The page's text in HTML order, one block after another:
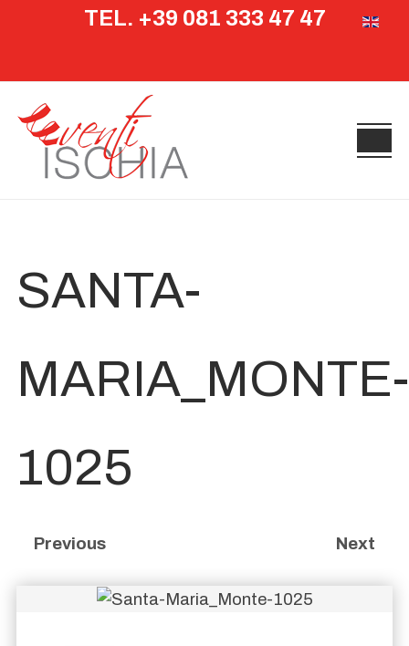
TEL. +39 081 333 47 47
SANTA-
MARIA_MONTE-
1025
Previous Next